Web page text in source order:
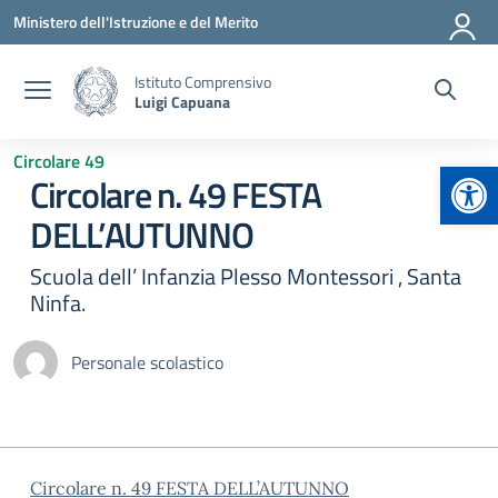
Vai ai contenuti
Vai al menu di navigazione
Vai al footer
Ministero dell'Istruzione e del Merito
Istituto Comprensivo
Luigi Capuana
Circolare 49
Circolare n. 49 FESTA
DELL’AUTUNNO
Scuola dell’ Infanzia Plesso Montessori , Santa
Ninfa.
Personale scolastico
Circolare n. 49 FESTA DELL’AUTUNNO